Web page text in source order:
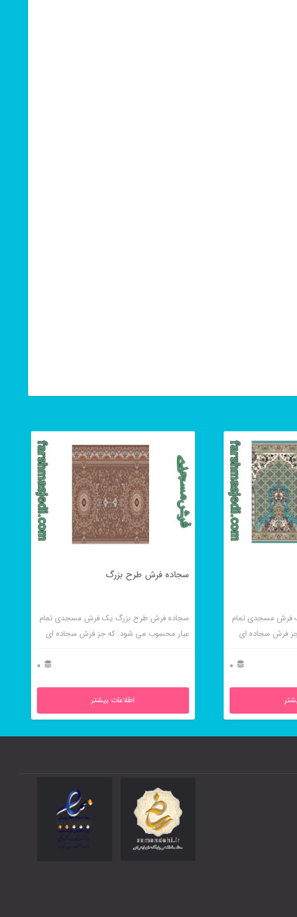
فرش مسجدی تمام
فرش سجاده ای
0
سجاده فرش طرح بزرگ
سجاده فرش طرح بزرگ یک فرش مسجدی تمام
عیار محسوب می شود. که جز فرش سجاده ای
0
اطلاعات بیشتر